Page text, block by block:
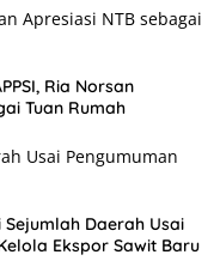
Ria Norsan
Tuan Rumah
Daerah Usai
Ekspor Sawit Baru